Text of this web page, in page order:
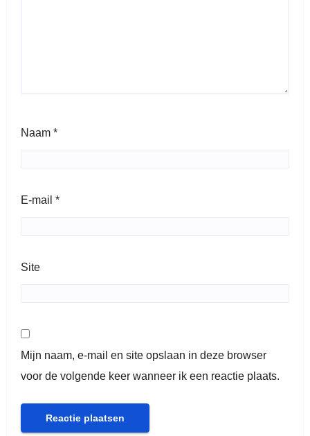
Naam *
E-mail *
Site
Mijn naam, e-mail en site opslaan in deze browser
voor de volgende keer wanneer ik een reactie plaats.